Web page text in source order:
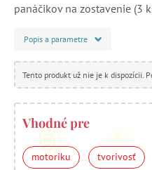
panáčikov na zostavenie (3
Popis a parametre
Tento produkt už nie je k dispozícii.
Vhodné pre
motoriku tvorivosť